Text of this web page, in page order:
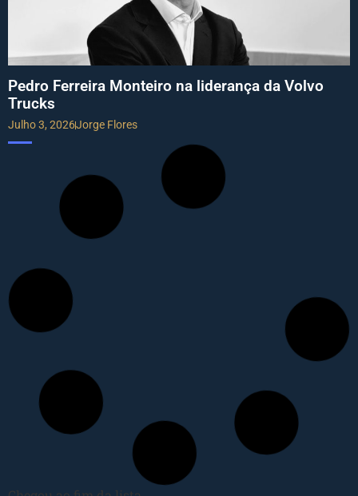
Pedro Ferreira Monteiro na liderança da Volvo
Trucks
Julho 3, 2026Jorge Flores